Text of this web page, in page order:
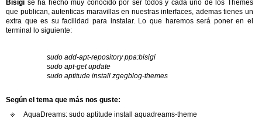
Bisigi se ha hecho muy conocido por ser todos y cada uno de los Themes
que publican, autenticas maravillas en nuestras interfaces, ademas tienes un
extra que es su facilidad para instalar. Lo que haremos será poner en el
terminal lo siguiente:
sudo add-apt-repository ppa:bisigi
sudo apt-get update
sudo aptitude install zgegblog-themes
Según el tema que más nos guste:
AquaDreams: sudo aptitude install aquadreams-theme